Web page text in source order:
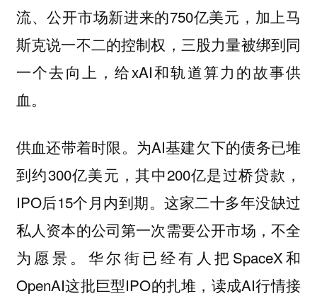
流、公开市场新进来的750亿美元，加上马
斯克说一不二的控制权，三股力量被绑到同
一个去向上，给xAI和轨道算力的故事供
血。
供血还带着时限。为AI基建欠下的债务已堆
到约300亿美元，其中200亿是过桥贷款，
IPO后15个月内到期。这家二十多年没缺过
私人资本的公司第一次需要公开市场，不全
为愿景。华尔街已经有人把SpaceX和
OpenAI这批巨型IPO的扎堆，读成AI行情接